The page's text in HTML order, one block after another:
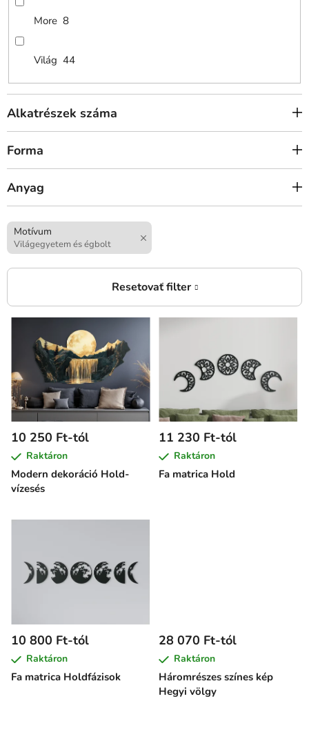
More 8
Világ 44
Alkatrészek száma
Forma
Anyag
Motívum
Világegyetem és égbolt
T
m
é
k
e
k
l
t
Modern dekoráció Hold-
vízesés
10 250 Ft-tól
Raktáron
Fa matrica Hold
11 230 Ft-tól
Raktáron
Fa matrica Holdfázisok
10 800 Ft-tól
Raktáron
Háromrészes színes kép
Hegyi völgy
28 070 Ft-tól
Raktáron